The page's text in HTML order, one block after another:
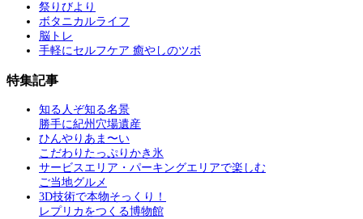
祭りびより
ボタニカルライフ
脳トレ
手軽にセルフケア 癒やしのツボ
特集記事
知る人ぞ知る名景
勝手に紀州穴場遺産
ひんやりあま〜い
こだわりたっぷりかき氷
サービスエリア・パーキングエリアで楽しむ
ご当地グルメ
3D技術で本物そっくり！
レプリカをつくる博物館